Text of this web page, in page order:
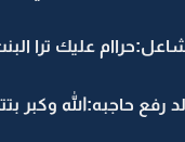
عليك ترا
رفع حاجبه:الله وكبر